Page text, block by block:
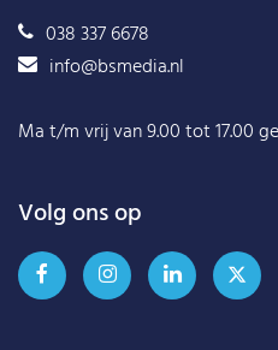
038 337 6678
info@bsmedia.nl
Ma t/m vrij van 9.00 tot 17.00
Volg ons op